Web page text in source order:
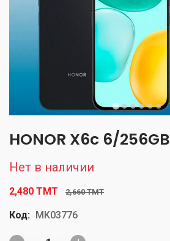
HONOR X6c 6/256GB
Нет в наличии
2,480 TMT 2,660 TMT
Код: MK03776